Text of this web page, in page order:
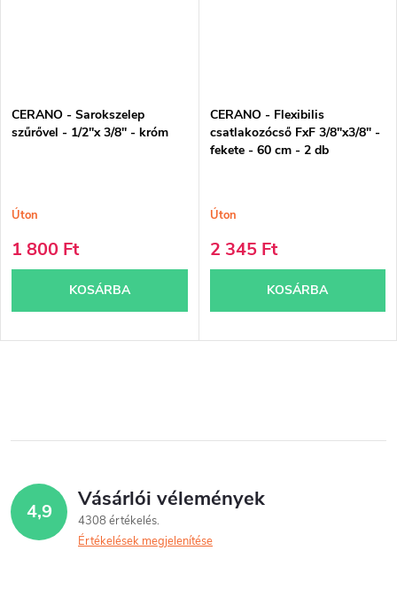
CERANO - Sarokszelep
szűrővel - 1/2''x 3/8'' - króm
Úton
1 800 Ft
KOSÁRBA
CERANO - Flexibilis
csatlakozócső FxF 3/8"x3/8" -
fekete - 60 cm - 2 db
Úton
2 345 Ft
KOSÁRBA
t
a 4,9 Vásárlói vélemények
4308 értékelés
Értékelések megjelenítése